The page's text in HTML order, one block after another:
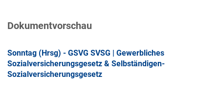
Dokumentvorschau
Sonntag (Hrsg) - GSVG SVSG | Gewerbliches
Sozialversicherungsgesetz & Selbständigen-
Sozialversicherungsgesetz